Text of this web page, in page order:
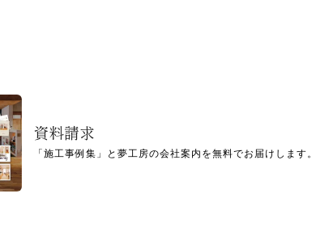
資料請求
「施工事例集」と夢工房の会社案内を無料でお届けします。